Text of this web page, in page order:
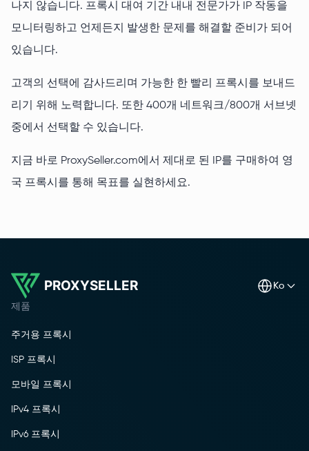
나지 않습니다. 프록시 대여 기간 내내 전문가가 IP 작동을
모니터링하고 언제든지 발생한 문제를 해결할 준비가 되어
있습니다.
고객의 선택에 감사드리며 가능한 한 빨리 프록시를 보내드
리기 위해 노력합니다. 또한 400개 네트워크/800개 서브넷
중에서 선택할 수 있습니다.
지금 바로 ProxySeller.com에서 제대로 된 IP를 구매하여 영
국 프록시를 통해 목표를 실현하세요.
PROXYSELLER ko
제품
주거용 프록시
ISP 프록시
모바일 프록시
IPv4 프록시
IPv6 프록시